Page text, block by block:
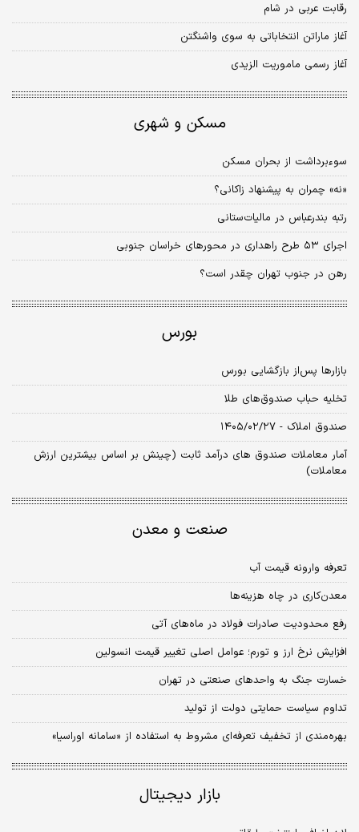
رقابت عربی در شام
آغاز ماراتن انتخاباتی به سوی واشنگتن
آغاز رسمی ماموریت الزیدی
مسکن و شهری
سوءبرداشت از بحران مسکن
«نه» چمران به پیشنهاد زاکانی؟
رتبه بندرعباس در مالیات‌ستانی
اجرای ۵۳ طرح راهداری در محورهای خراسان جنوبی
رهن در جنوب تهران چقدر است؟
بورس
بازارها پس‌از بازگشایی بورس
تخلیه حباب صندوق‌های طلا
صندوق املاک - ۱۴۰۵/۰۲/۲۷
آمار معاملات صندوق های درآمد ثابت (چینش بر اساس بیشترین ارزش
معاملات)
صنعت و معدن
تعرفه وارونه قیمت آب
معدن‌کاری در چاه هزینه‌ها
رفع محدودیت‌ صادرات فولاد در ماه‌های آتی
افزایش نرخ ارز و تورم؛ عوامل اصلی تغییر قیمت انسولین
خسارت جنگ به واحدهای صنعتی در تهران
تداوم سیاست حمایتی دولت از تولید
بهره‌مندی از تخفیف تعرفه‌ای مشروط به استفاده از «سامانه اوراسیا»
بازار دیجیتال